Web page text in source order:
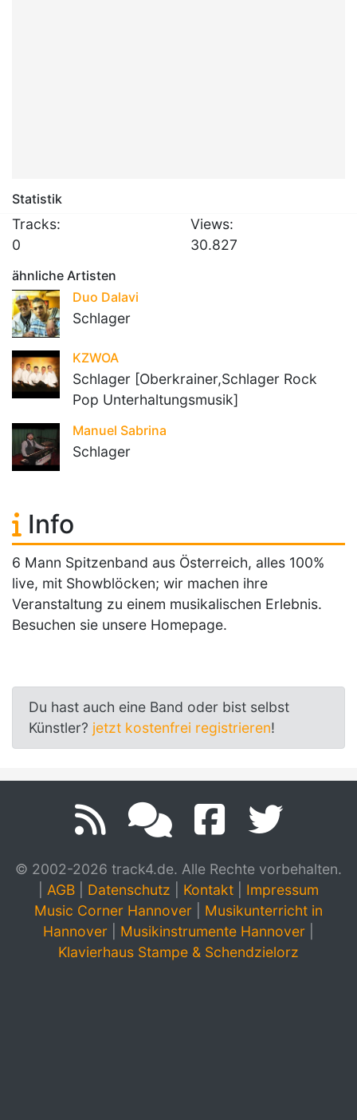
Statistik
Tracks:
0
Views:
30.827
ähnliche Artisten
Duo Dalavi
Schlager
KZWOA
Schlager [Oberkrainer,Schlager Rock
Pop Unterhaltungsmusik]
Manuel Sabrina
Schlager
Info
6 Mann Spitzenband aus Österreich, alles 100%
live, mit Showblöcken; wir machen ihre
Veranstaltung zu einem musikalischen Erlebnis.
Besuchen sie unsere Homepage.
Du hast auch eine Band oder bist selbst
Künstler? jetzt kostenfrei registrieren!
© 2002-2026 track4.de. Alle Rechte vorbehalten.
AGB Datenschutz Kontakt
Impressum
Music Corner Hannover
Musikunterricht in
Hannover
Musikinstrumente Hannover
Klavierhaus Stampe & Schendzielorz